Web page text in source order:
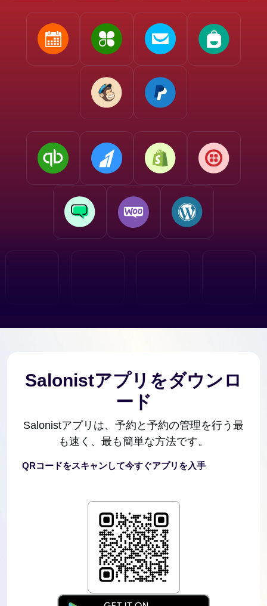
Salonistアプリをダウンロ
ード
Salonistアプリは、予約と予約の管理を行う最
も速く、最も簡単な方法です。
QRコードをスキャンして今すぐアプリを入手